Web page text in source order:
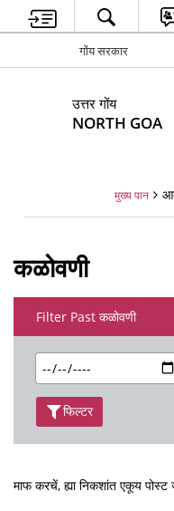
गोंय सरकार
उत्तर गोंय
NORTH GOA
मुख्य पान
कळोवणी
Filter Past कळोवणी
फिल्टर
माफ करचें, ह्या निकशांत एकूय पोस्ट